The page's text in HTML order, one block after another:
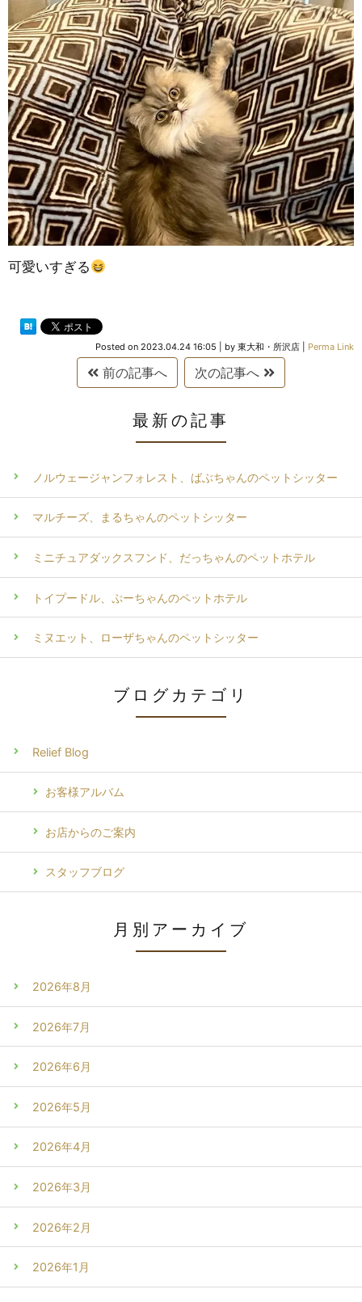
可愛いすぎる
Posted on 2023.04.24 16:05 by 東大和・所沢店 Perma Link
前の記事へ 次の記事へ
最新の記事
ノルウェージャンフォレスト、ばぶちゃんのペットシッター
マルチーズ、まるちゃんのペットシッター
ミニチュアダックスフンド、だっちゃんのペットホテル
トイプードル、ぷーちゃんのペットホテル
ミヌエット、ローザちゃんのペットシッター
ブログカテゴリ
Relief Blog
お客様アルバム
お店からのご案内
スタッフブログ
月別アーカイブ
2026年8月
2026年7月
2026年6月
2026年5月
2026年4月
2026年3月
2026年2月
2026年1月